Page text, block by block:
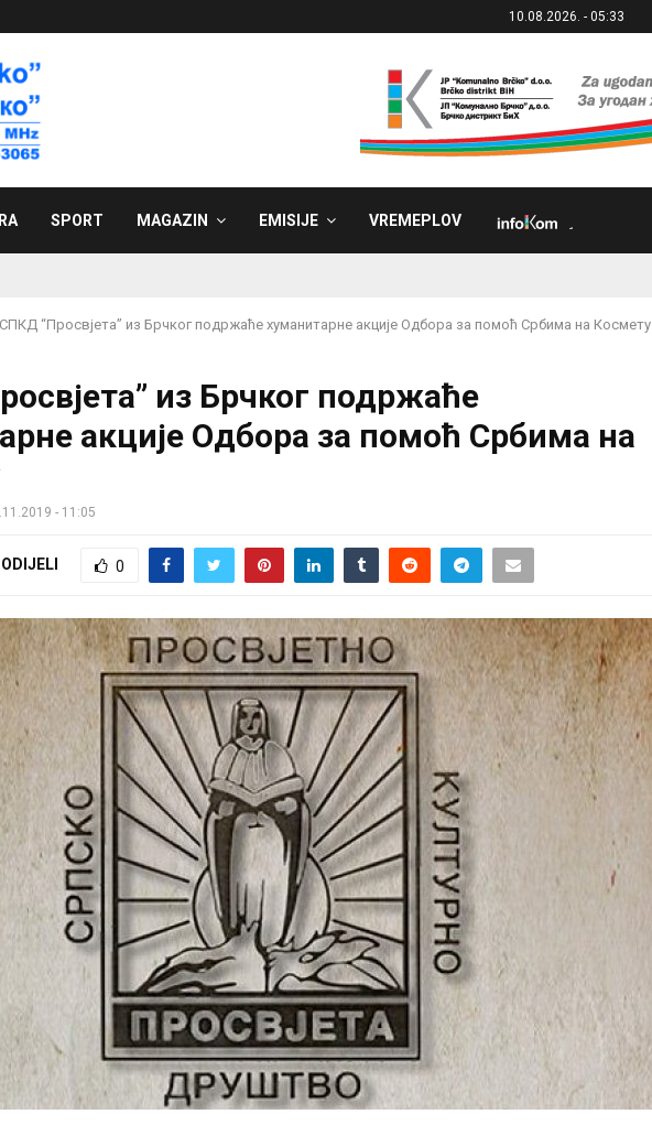
10.08.2026. - 05:33
SPORT MAGAZIN EMISIJE VREMEPLOV
СПКД “Просвјета” из Брчког подржаће хуманитарне акције Одбора за помоћ Србима на Космету
из Брчког подржаће
акције Одбора за помоћ Србима на
- 11:05
0